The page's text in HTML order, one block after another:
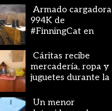
Armado cargadora
994K de
#FinningCat en
Cáritas recibe
mercadería, ropa y
juguetes durante la
Cayetano
Un menor